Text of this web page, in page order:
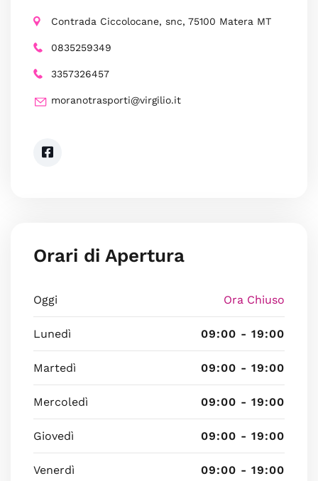
Contrada Ciccolocane, snc, 75100 Matera MT
0835259349
3357326457
moranotrasporti@virgilio.it
Orari di Apertura
Oggi Ora Chiuso
Lunedì 09:00 - 19:00
Martedì 09:00 - 19:00
Mercoledì 09:00 - 19:00
Giovedì 09:00 - 19:00
Venerdì 09:00 - 19:00